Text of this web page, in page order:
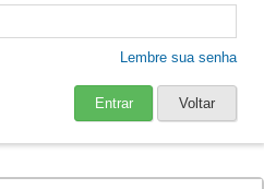
Lembre sua senha
Entrar Voltar